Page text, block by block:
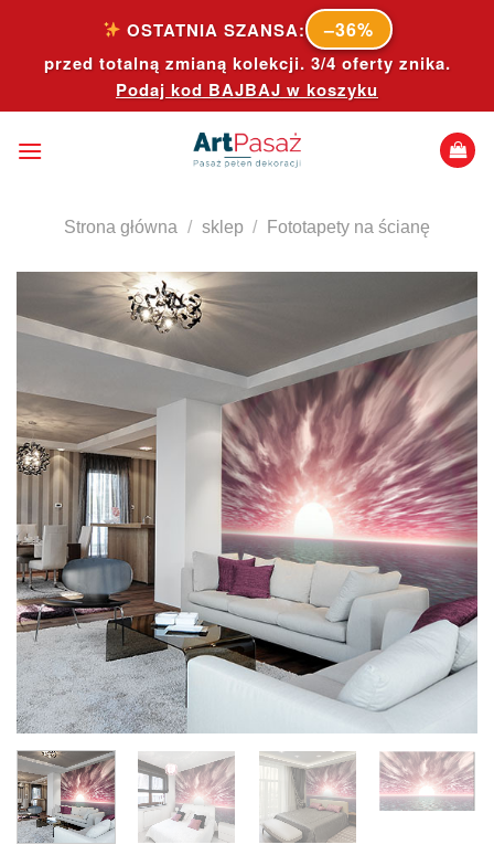
content
OSTATNIA SZANSA: –36%
przed totalną zmianą kolekcji. 3/4 oferty znika.
Podaj kod BAJBAJ w koszyku
Strona główna / sklep / Fototapety na ścianę